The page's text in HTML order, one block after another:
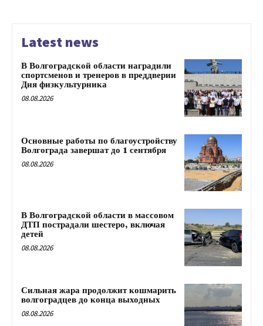
Latest news
В Волгоградской области наградили
спортсменов и тренеров в преддверии
Дня физкультурника
08.08.2026
Основные работы по благоустройству
Волгограда завершат до 1 сентября
08.08.2026
В Волгоградской области в массовом
ДТП пострадали шестеро, включая
детей
08.08.2026
Сильная жара продолжит кошмарить
волгоградцев до конца выходных
08.08.2026